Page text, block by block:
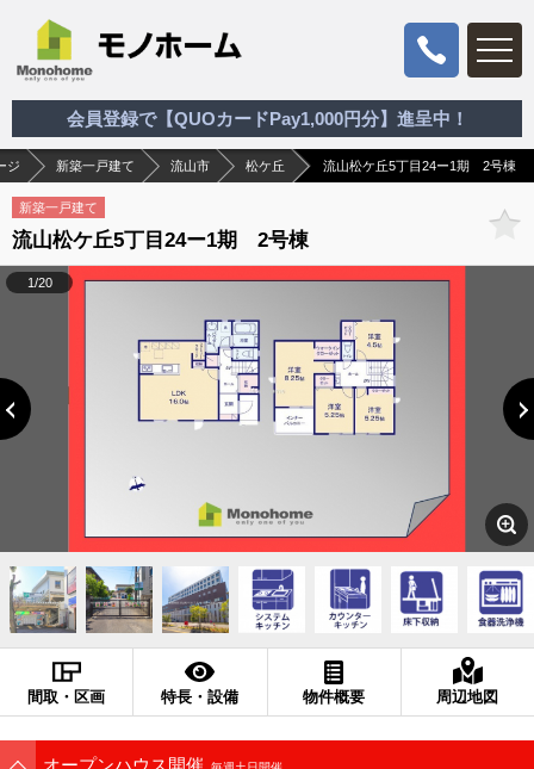
会員登録で【QUOカードPay1,000円分】進呈中！
ジ 新築一戸建て 流山市 松ケ丘 流山松ケ丘5丁目24ー1期 2号棟
新築一戸建て
流山松ケ丘5丁目24ー1期 2号棟
1/20
間取・区画 特長・設備 物件概要 周辺地図
オープンハウス開催